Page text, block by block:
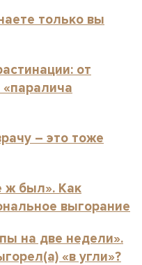
только вы
от
«паралича
– это тоже
ж был». Как
выгорание
на две недели».
«в угли»?